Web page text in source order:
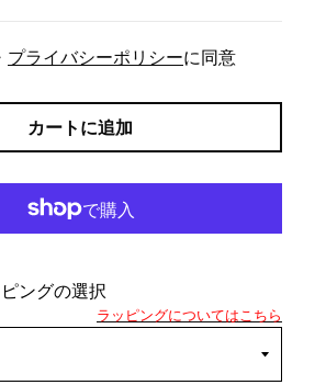
プライバシーポリシーに同意
カートに追加
ングの選択
ラッピングについてはこちら